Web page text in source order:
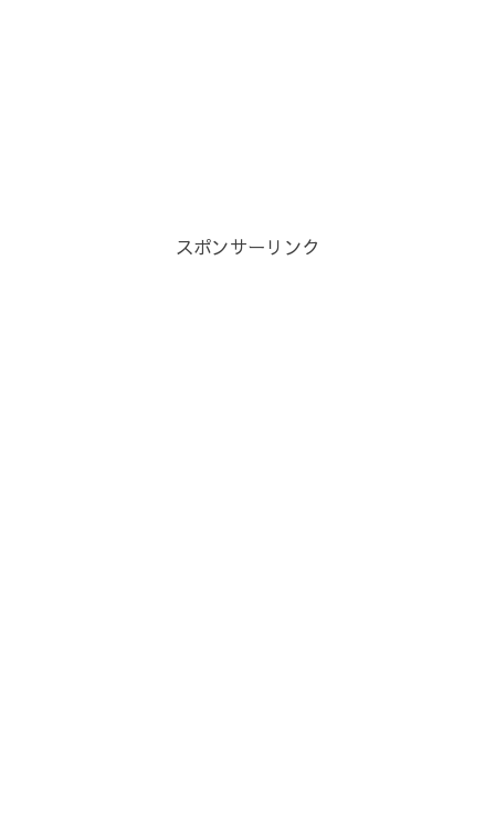
スポンサーリンク